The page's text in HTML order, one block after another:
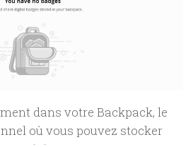
dans votre Backpack, le
où vous pouvez stocker